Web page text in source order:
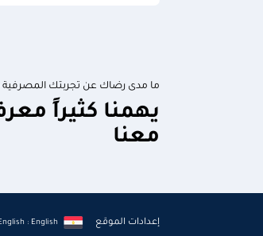
ما مدى رضاك عن تجربتك المصرفية
يهمنا كثيراً
معنا
إعدادات الموقع : English